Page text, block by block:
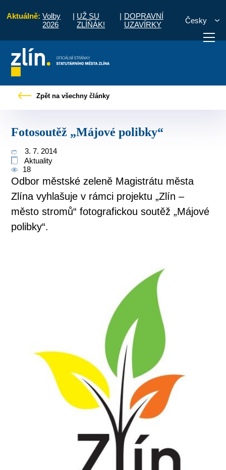
Aktuálně: Volby
2026
| UŽ SU
ZLÍŇÁK!
| DOPRAVNÍ
UZAVÍRKY
Česky
vyřídit Potřebuji zaplatit
Zpět na všechny články
Fotosoutěž „Májové polibky“
3. 7. 2014
Aktuality
18
Odbor městské zeleně Magistrátu města
Zlína vyhlašuje v rámci projektu „Zlín –
město stromů“ fotografickou soutěž „Májové
polibky“.